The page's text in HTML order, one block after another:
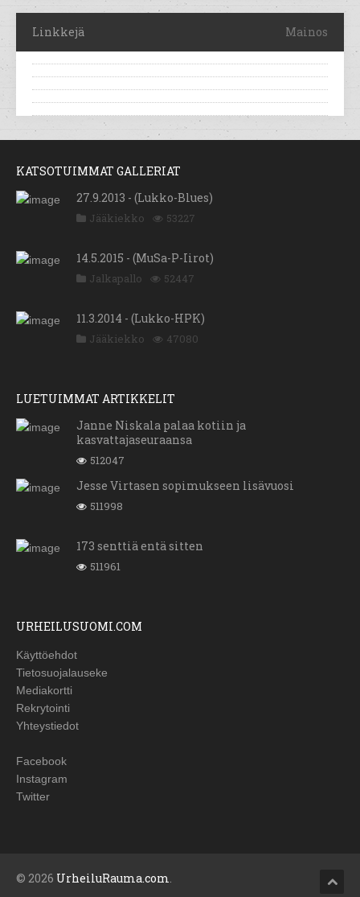
Linkkejä Mainos
KATSOTUIMMAT GALLERIAT
27.9.2013 - (Lukko-Blues)
Jääkiekko 53227
14.5.2015 - (MuSa-P-Iirot)
Jalkapallo 52447
11.3.2014 - (Lukko-HPK)
Jääkiekko 47080
LUETUIMMAT ARTIKKELIT
Janne Niskala palaa kotiin ja
kasvattajaseuraansa
512047
Jesse Virtasen sopimukseen lisävuosi
511998
173 senttiä entä sitten
511961
URHEILUSUOMI.COM
Käyttöehdot
Tietosuojalauseke
Mediakortti
Rekrytointi
Yhteystiedot
Facebook
Instagram
Twitter
© 2026 UrheiluRauma.com.